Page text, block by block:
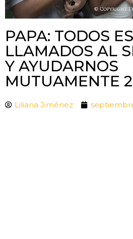
PAPA: TODOS
LLAMADOS AL
Y AYUDARNOS
MUTUAMENTE 2
Liliana Jiménez